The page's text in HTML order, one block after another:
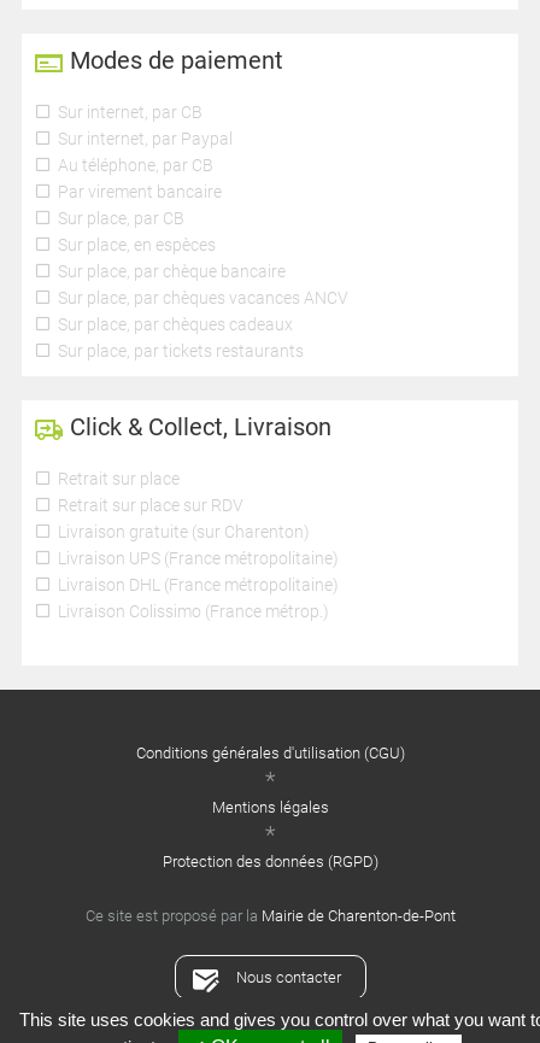
Modes de paiement
Sur internet, par CB
Sur internet, par Paypal
Au téléphone, par CB
Par virement bancaire
Sur place, par CB
Sur place, en espèces
Sur place, par chèque bancaire
Sur place, par chèques vacances ANCV
Sur place, par chèques cadeaux
Sur place, par tickets restaurants
Click & Collect, Livraison
Retrait sur place
Retrait sur place sur RDV
Livraison gratuite (sur Charenton)
Livraison UPS (France métropolitaine)
Livraison DHL (France métropolitaine)
Livraison Colissimo (France métrop.)
Conditions générales d'utilisation (CGU)
Mentions légales
Protection des données (RGPD)
Ce site est proposé par la Mairie de Charenton-de-Pont
Nous contacter
Crédits : Xooloop Studio
This site uses cookies and gives you control over what you want